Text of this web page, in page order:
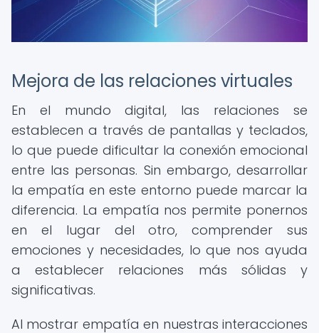
Mejora de las relaciones virtuales
En el mundo digital, las relaciones se
establecen a través de pantallas y teclados,
lo que puede dificultar la conexión emocional
entre las personas. Sin embargo, desarrollar
la empatía en este entorno puede marcar la
diferencia. La empatía nos permite ponernos
en el lugar del otro, comprender sus
emociones y necesidades, lo que nos ayuda
a establecer relaciones más sólidas y
significativas.
Al mostrar empatía en nuestras interacciones